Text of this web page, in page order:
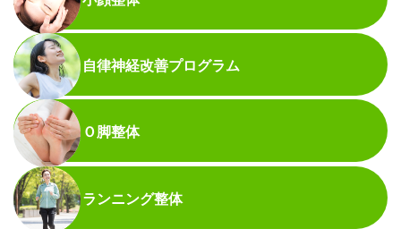
自律神経改善プログラム
Ｏ脚整体
ランニング整体